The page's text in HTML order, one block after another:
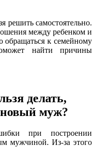
решить самостоятельно.
между ребенком и
к семейному
найти причины
делать,
муж?
при построении
мужчиной. Из-за этого